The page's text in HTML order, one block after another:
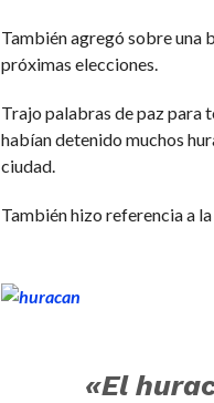
También agregó sobre una
próximas elecciones.
Trajo palabras de paz para
habían detenido muchos
ciudad.
También hizo referencia a
«El